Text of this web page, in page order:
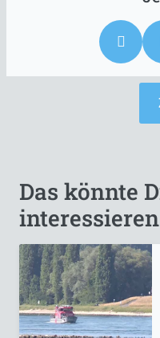
Das könnte
interessieren